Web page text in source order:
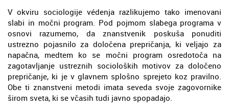
V okviru sociologije védenja razlikujemo tako imenovani
slabi in močni program. Pod pojmom slabega programa v
osnovi razumemo, da znanstvenik poskuša ponuditi
ustrezno pojasnilo za določena prepričanja, ki veljajo za
napačna, medtem ko se močni program osredotoča na
zagotavljanje ustreznih socioloških motivov za določeno
prepričanje, ki je v glavnem splošno sprejeto koz pravilno.
Obe ti znanstveni metodi imata seveda svoje zagovornike
širom sveta, ki se včasih tudi javno spopadajo.